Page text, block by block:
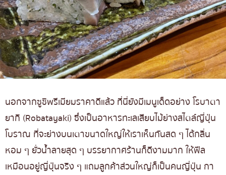
นอกจากซูชิพรีเมียมราคาดีแล้ว ที่นี่ยังมีเมนูเด็ดอย่าง โรบาตา
ยากิ (Robatayaki) ซึ่งเป็นอาหารทะเลเสียบไม้ย่างสไตล์ญี่ปุ่น
โบราณ ที่จะย่างบนเตาขนาดใหญ่ให้เราเห็นกันสด ๆ ได้กลิ่น
หอม ๆ ยั่วน้ำลายสุด ๆ บรรยากาศร้านก็ดีงามมาก ให้ฟีล
เหมือนอยู่ญี่ปุ่นจริง ๆ แถมลูกค้าส่วนใหญ่ก็เป็นคนญี่ปุ่น กา